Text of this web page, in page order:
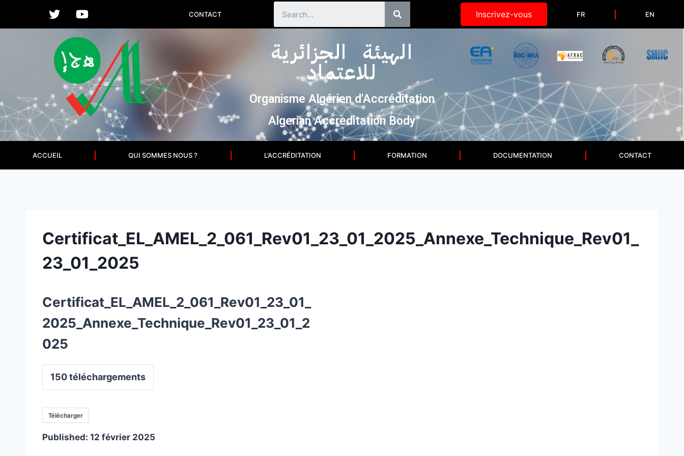
CONTACT Inscrivez-vous FR EN
الهيئة الجزائرية
للاعتماد
Organisme Algérien d'Accréditation
Algerian Accreditation Body
ACCUEIL QUI SOMMES NOUS ? L’ACCRÉDITATION FORMATION DOCUMENTATION CONTACT
Certificat_EL_AMEL_2_061_Rev01_23_01_2025_Annexe_Technique_Rev01_
23_01_2025
Certificat_EL_AMEL_2_061_Rev01_23_01_
2025_Annexe_Technique_Rev01_23_01_2
025
150téléchargements
Télécharger
Published: 12 février 2025